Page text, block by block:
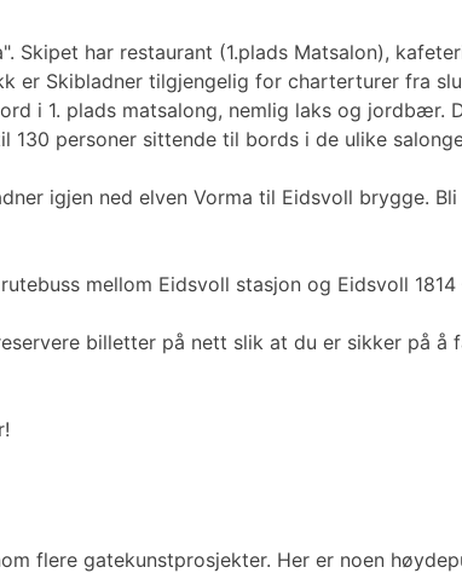
har restaurant (1.plads Matsalon),
er Skibladner tilgjengelig for charterturer fra
i 1. plads matsalong, nemlig laks og jordbær.
personer sittende til bords i de ulike
igjen ned elven Vorma til Eidsvoll brygge.
mellom Eidsvoll stasjon og Eidsvoll
billetter på nett slik at du er sikker på å
flere gatekunstprosjekter. Her er noen